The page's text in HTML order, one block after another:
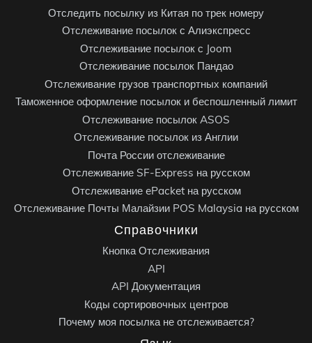
Отследить посылку из Китая по трек номеру
Отслеживание посылок с Алиэкспресс
Отслеживание посылок с Joom
Отслеживание посылок Пандао
Отслеживание грузов транспортных компаний
Таможенное оформление посылок и беспошленный лимит
Отслеживание посылок ASOS
Отслеживание посылок из Англии
Почта России отслеживание
Отслеживание SF-Express на русском
Отслеживание ePacket на русском
Отслеживание Почты Малайзии POS Malaysia на русском
Справочники
Кнопка Отслеживания
API
API Документация
Коды сортировочных центров
Почему моя посылка не отслеживается?